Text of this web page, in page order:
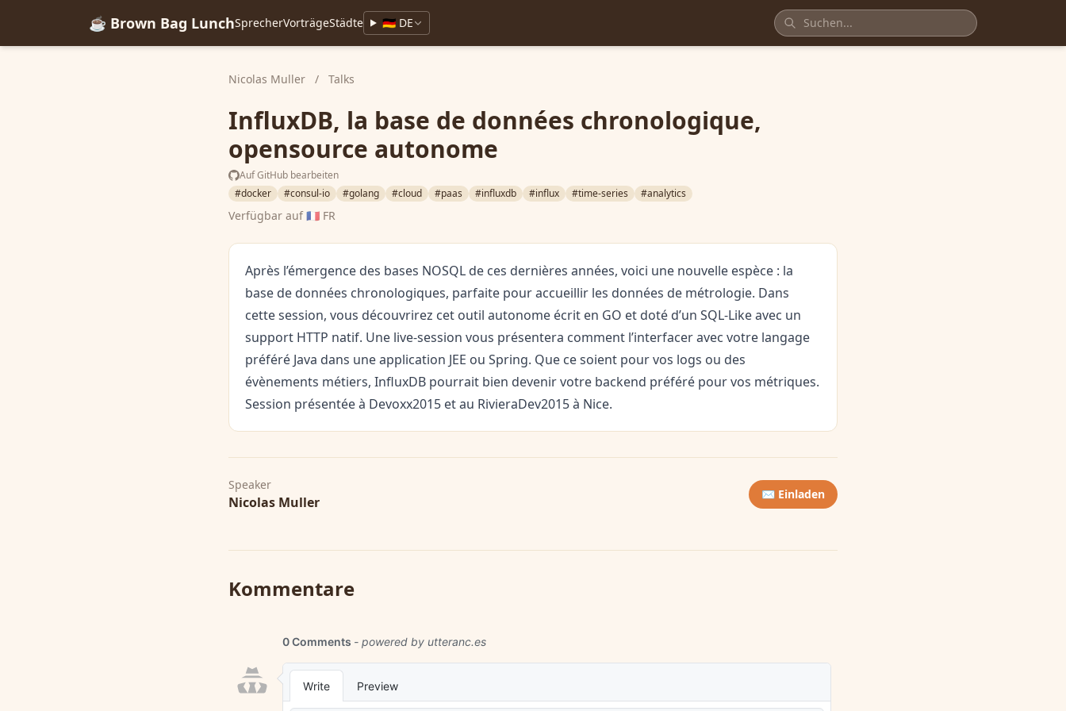
☕ Brown Bag LunchSprecherVorträgeStädte 🇩🇪 DE
Nicolas Muller / Talks
InfluxDB, la base de données chronologique,
opensource autonome
Auf GitHub bearbeiten
#docker
#consul-io #golang #cloud #paas #influxdb #influx #time-series #analytics
Verfügbar auf🇫🇷 FR
Après l’émergence des bases NOSQL de ces dernières années, voici une nouvelle espèce : la
base de données chronologiques, parfaite pour accueillir les données de métrologie. Dans
cette session, vous découvrirez cet outil autonome écrit en GO et doté d’un SQL-Like avec un
support HTTP natif. Une live-session vous présentera comment l’interfacer avec votre langage
préféré Java dans une application JEE ou Spring. Que ce soient pour vos logs ou des
évènements métiers, InfluxDB pourrait bien devenir votre backend préféré pour vos métriques.
Session présentée à Devoxx2015 et au RivieraDev2015 à Nice.
Speaker
Nicolas Muller ✉️ Einladen
Kommentare